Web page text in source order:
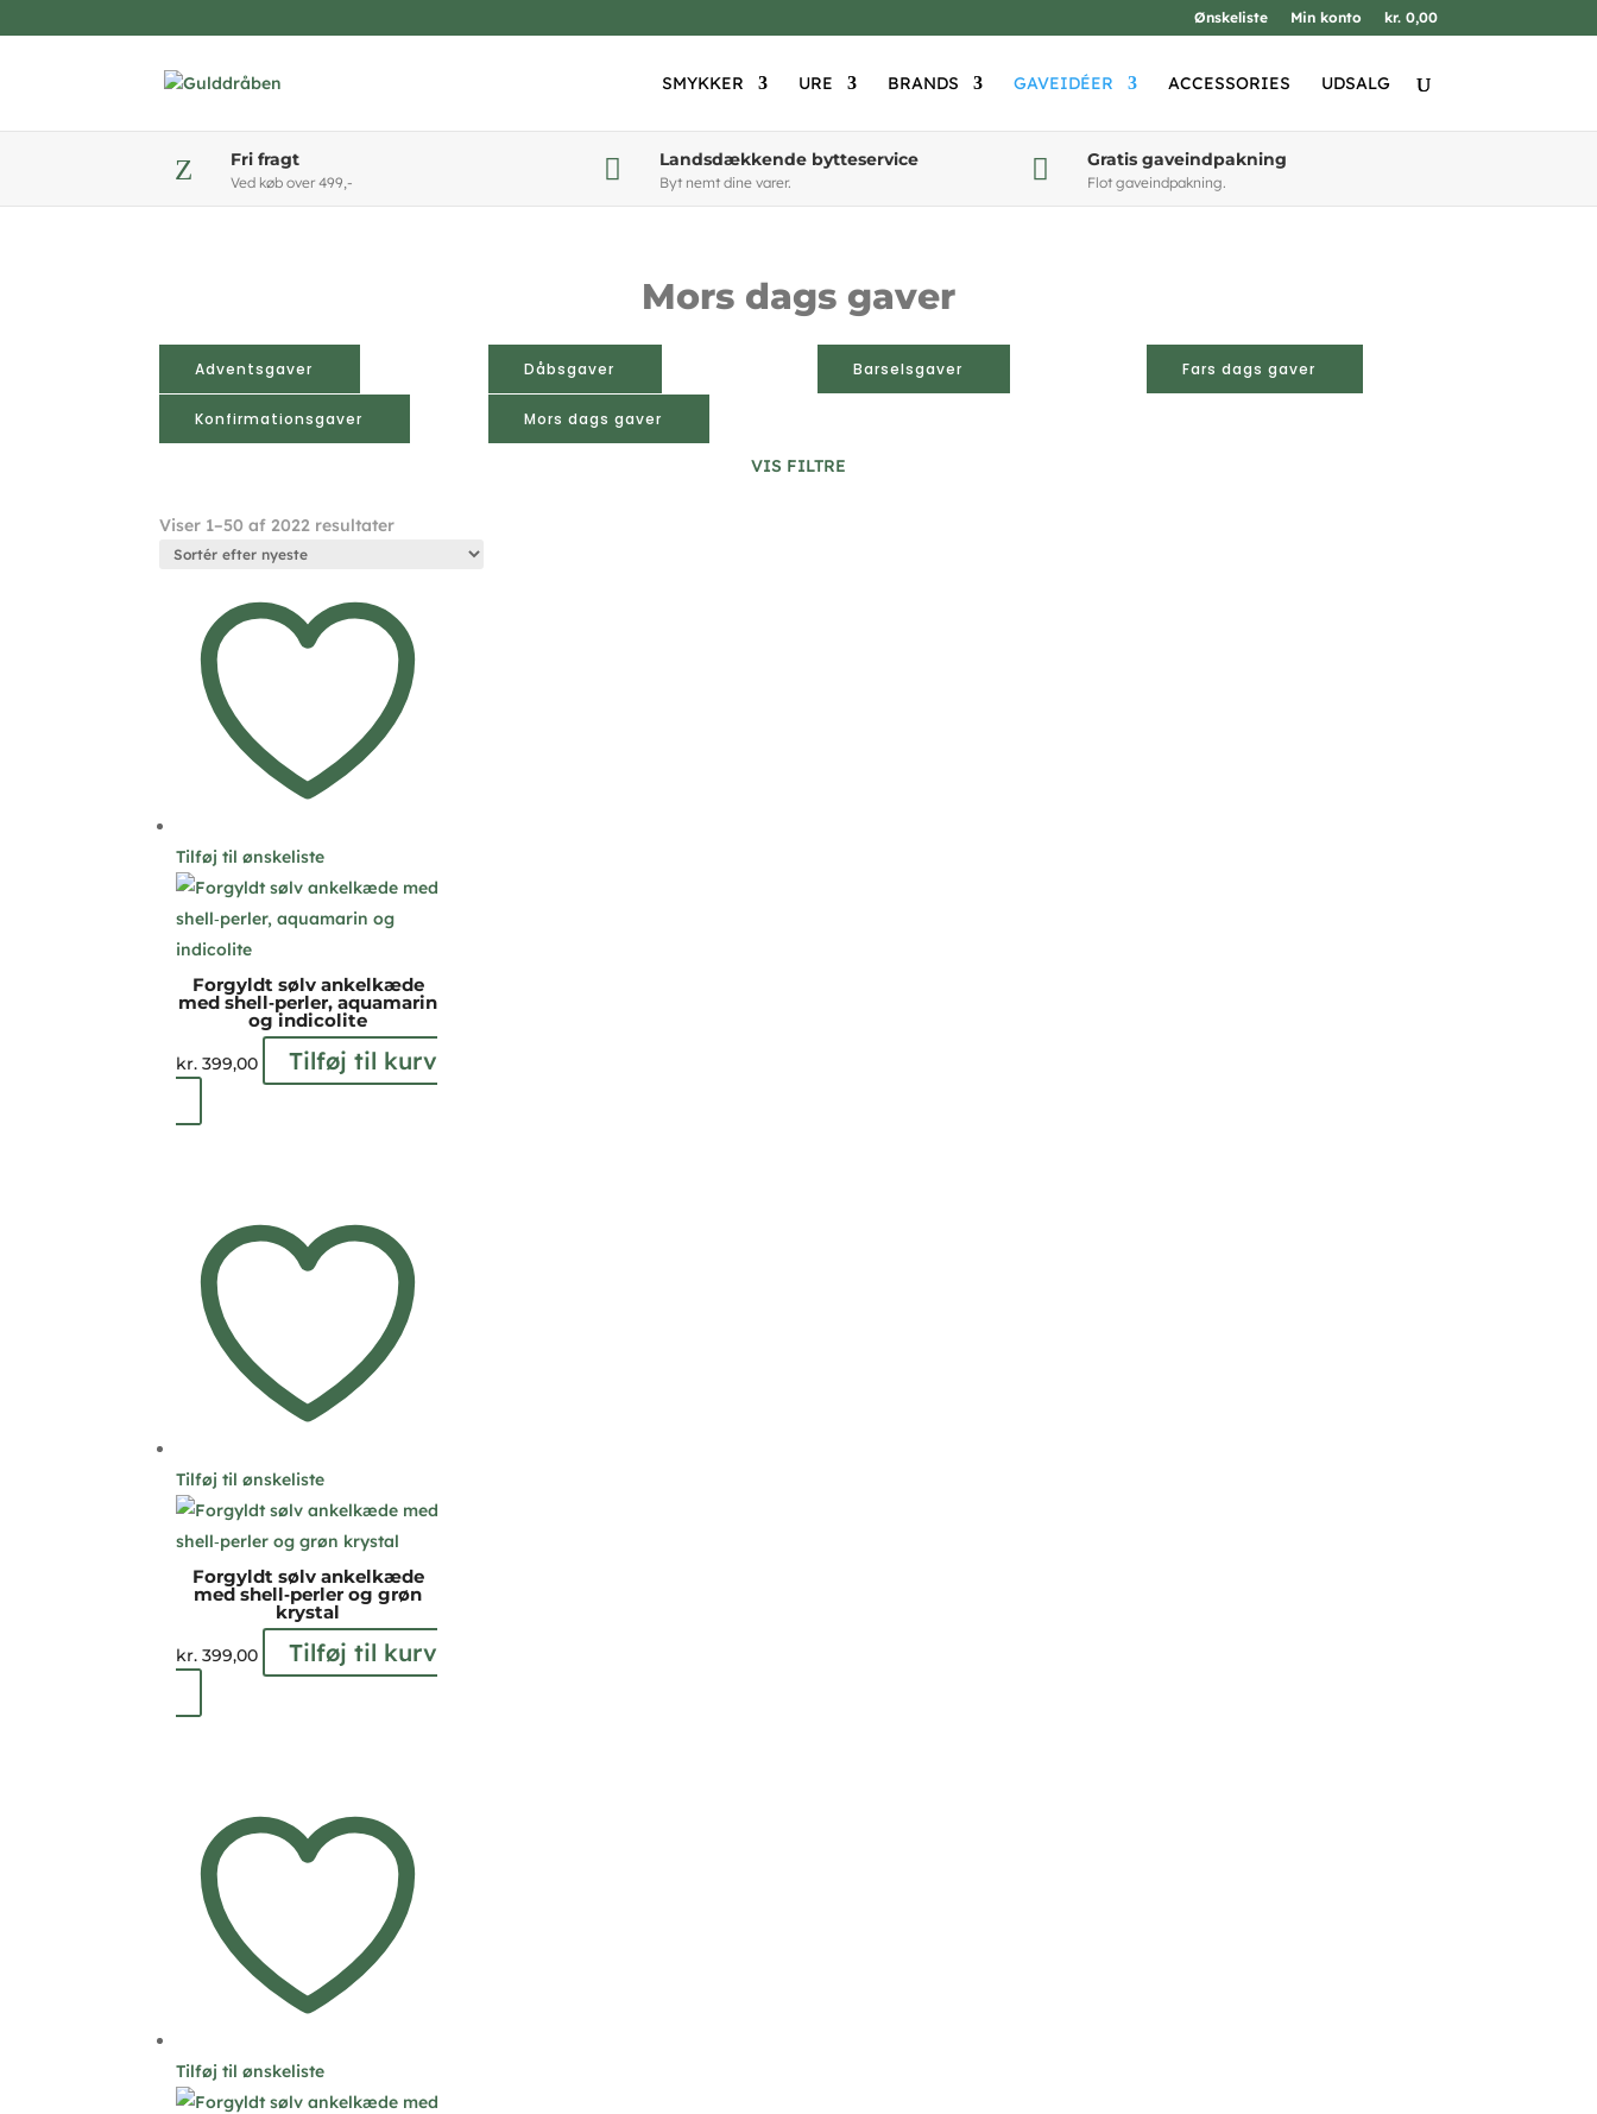
Ønskeliste Min konto kr. 0,00
SMYKKER URE BRANDS GAVEIDÉER ACCESSORIES UDSALG
Z Fri fragt
Ved køb over 499,-  Landsdækkende bytteservice
Byt nemt dine varer.  Gratis gaveindpakning
Flot gaveindpakning.
Mors dags gaver
Adventsgaver Dåbsgaver Barselsgaver Fars dags gaver
Konfirmationsgaver Mors dags gaver
VIS FILTRE
Viser 1–50 af 2022 resultaterSorteret
Tilføj til ønskeliste
Forgyldt sølv ankelkæde
med shell‑perler, aquamarin
og indicolite
kr. 399,00 Tilføj til kurv
Tilføj til ønskeliste
Forgyldt sølv ankelkæde
med shell‑perler og grøn
krystal
kr. 399,00 Tilføj til kurv
Tilføj til ønskeliste